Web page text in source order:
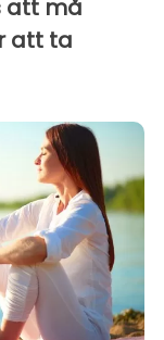
att må
att ta